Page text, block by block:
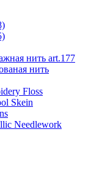
нить art.177
нить
Floss
Skein
Needlework